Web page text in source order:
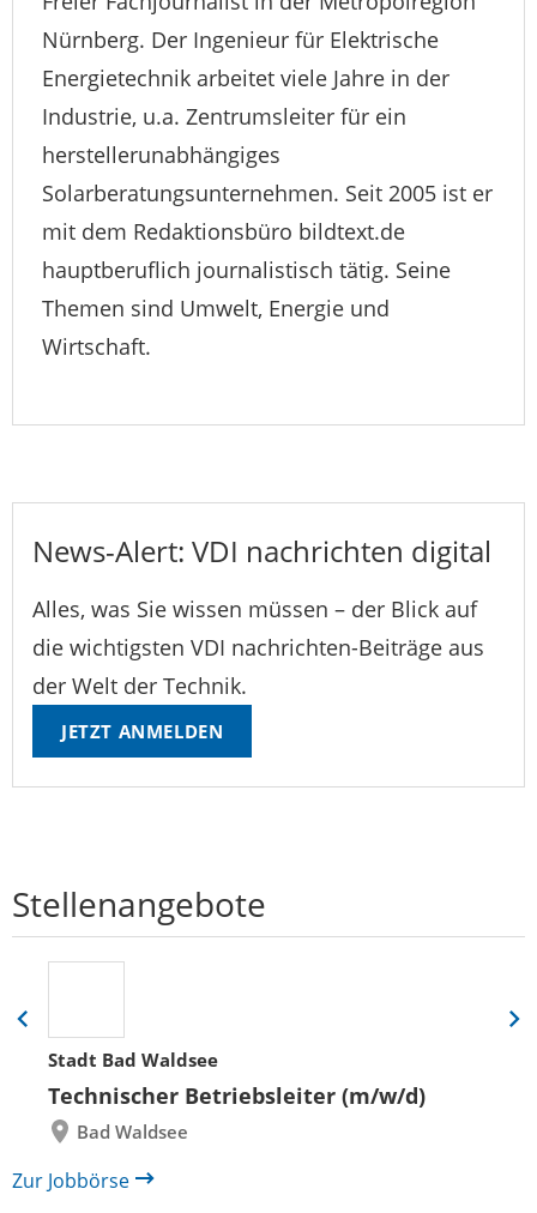
Nürnberg. Der Ingenieur für Elektrische
Energietechnik arbeitet viele Jahre in der
Industrie, u.a. Zentrumsleiter für ein
herstellerunabhängiges
Solarberatungsunternehmen. Seit 2005 ist er
mit dem Redaktionsbüro bildtext.de
hauptberuflich journalistisch tätig. Seine
Themen sind Umwelt, Energie und
Wirtschaft.
News-Alert: VDI nachrichten digital
Alles, was Sie wissen müssen – der Blick auf
die wichtigsten VDI nachrichten-Beiträge aus
der Welt der Technik.
JETZT ANMELDEN
Stellenangebote
Stadt Bad Waldsee
Technischer Betriebsleiter (m/w/d)
Bad Waldsee
Folie
zurück
Eine
Zur Jobbörse